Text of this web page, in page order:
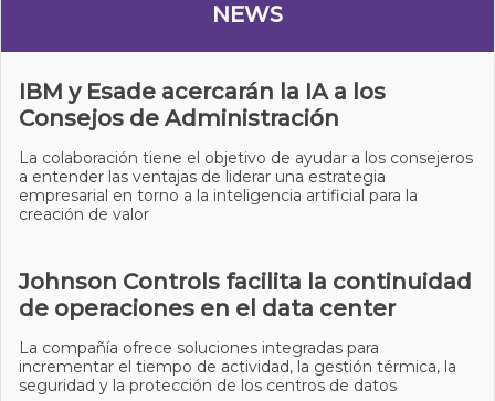
NEWS
IBM y Esade acercarán la IA a los
Consejos de Administración
La colaboración tiene el objetivo de ayudar a los consejeros
a entender las ventajas de liderar una estrategia
empresarial en torno a la inteligencia artificial para la
creación de valor
Johnson Controls facilita la continuidad
de operaciones en el data center
La compañía ofrece soluciones integradas para
incrementar el tiempo de actividad, la gestión térmica, la
seguridad y la protección de los centros de datos